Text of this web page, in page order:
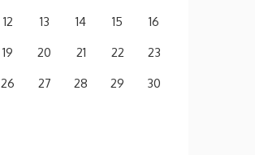
12 13 14 15
16
19 20 21 22
23
26 27 28 29
30